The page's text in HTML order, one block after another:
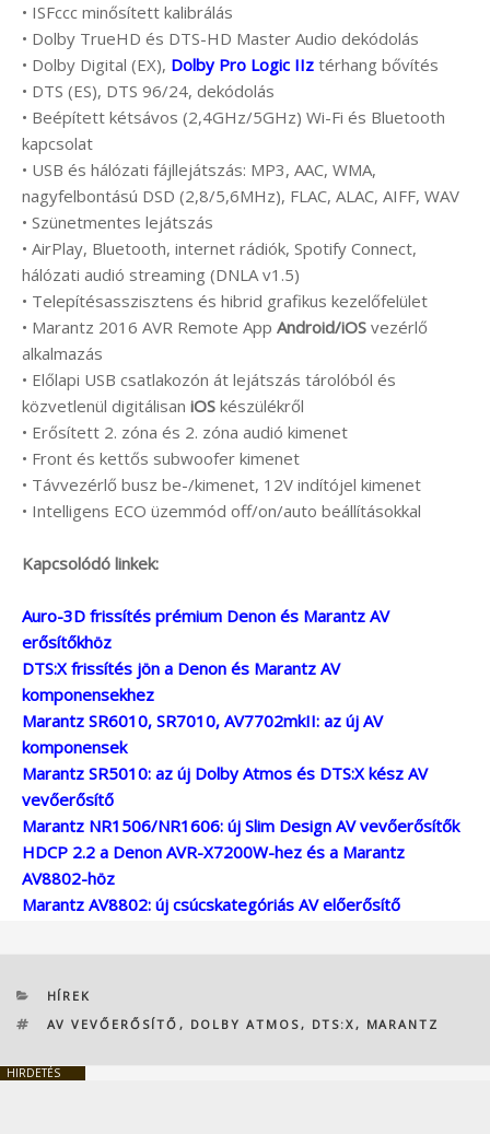
• ISFccc minősített kalibrálás
• Dolby TrueHD és DTS-HD Master Audio dekódolás
• Dolby Digital (EX), Dolby Pro Logic IIz térhang bővítés
• DTS (ES), DTS 96/24, dekódolás
• Beépített kétsávos (2,4GHz/5GHz) Wi-Fi és Bluetooth
kapcsolat
• USB és hálózati fájllejátszás: MP3, AAC, WMA,
nagyfelbontású DSD (2,8/5,6MHz), FLAC, ALAC, AIFF, WAV
• Szünetmentes lejátszás
• AirPlay, Bluetooth, internet rádiók, Spotify Connect,
hálózati audió streaming (DNLA v1.5)
• Telepítésasszisztens és hibrid grafikus kezelőfelület
• Marantz 2016 AVR Remote App Android/iOS vezérlő
alkalmazás
• Előlapi USB csatlakozón át lejátszás tárolóból és
közvetlenül digitálisan iOS készülékről
• Erősített 2. zóna és 2. zóna audió kimenet
• Front és kettős subwoofer kimenet
• Távvezérlő busz be-/kimenet, 12V indítójel kimenet
• Intelligens ECO üzemmód off/on/auto beállításokkal
Kapcsolódó linkek:
Auro-3D frissítés prémium Denon és Marantz AV
erősítőkhöz
DTS:X frissítés jön a Denon és Marantz AV
komponensekhez
Marantz SR6010, SR7010, AV7702mkII: az új AV
komponensek
Marantz SR5010: az új Dolby Atmos és DTS:X kész AV
vevőerősítő
Marantz NR1506/NR1606: új Slim Design AV vevőerősítők
HDCP 2.2 a Denon AVR-X7200W-hez és a Marantz
AV8802-höz
Marantz AV8802: új csúcskategóriás AV előerősítő
KATEGÓRIÁK
HÍREK
CÍMKÉK
AV VEVŐERŐSÍTŐ , DOLBY ATMOS, DTS:X, MARANTZ
HIRDETÉS